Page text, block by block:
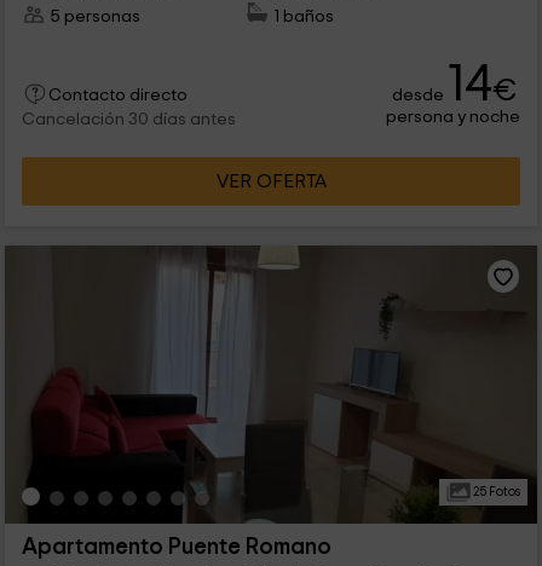
5 personas
1 baños
Contacto directo
Cancelación 30 días antes
desde 14€
persona y noche
VER OFERTA
25 Fotos
Apartamento Puente Romano